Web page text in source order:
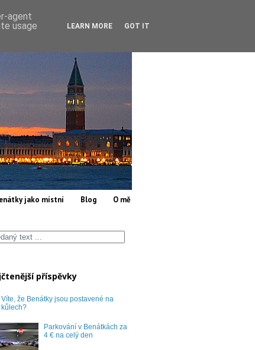
jako místní Blog O mě
příspěvky
Víte, že Benátky jsou postavené na
kůlech?
Parkování v Benátkách za
4 € na celý den
agent
usage
LEARN MORE GOT IT